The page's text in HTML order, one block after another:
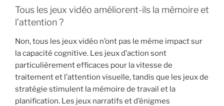
Tous les jeux vidéo améliorent-ils la mémoire et
l’attention ?
Non, tous les jeux vidéo n’ont pas le même impact sur
la capacité cognitive. Les jeux d’action sont
particulièrement efficaces pour la vitesse de
traitement et l’attention visuelle, tandis que les jeux de
stratégie stimulent la mémoire de travail et la
planification. Les jeux narratifs et d’énigmes